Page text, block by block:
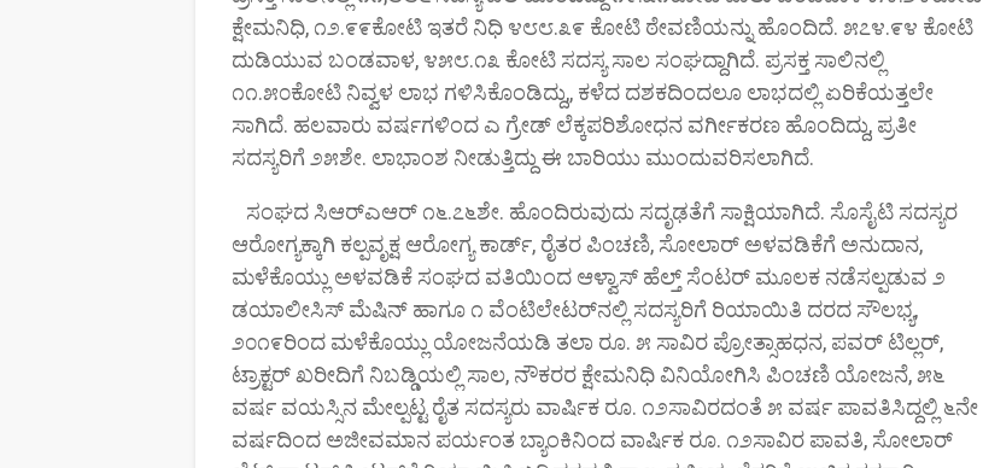
ಕ್ಷೇಮನಿಧಿ, ೧೨.೯೯ಕೋಟಿ ಇತರೆ ನಿಧಿ ೪೮೮.೩೯ ಕೋಟಿ ಠೇವಣಿಯನ್ನು ಹೊಂದಿದೆ. ೫೭೪.೯೪ ಕೋಟಿ
ದುಡಿಯುವ ಬಂಡವಾಳ, ೪೫೮.೧೩ ಕೋಟಿ ಸದಸ್ಯ ಸಾಲ ಸಂಘದ್ದಾಗಿದೆ. ಪ್ರಸಕ್ತ ಸಾಲಿನಲ್ಲಿ
೧೧.೫೦ಕೋಟಿ ನಿವ್ವಳ ಲಾಭ ಗಳಿಸಿಕೊಂಡಿದ್ದು,, ಕಳೆದ ದಶಕದಿಂದಲೂ ಲಾಭದಲ್ಲಿ ಏರಿಕೆಯತ್ತಲೇ
ಸಾಗಿದೆ. ಹಲವಾರು ವರ್ಷಗಳಿಂದ ಎ ಗ್ರೇಡ್ ಲೆಕ್ಕಪರಿಶೋಧನ ವರ್ಗೀಕರಣ ಹೊಂದಿದ್ದು, ಪ್ರತೀ
ಸದಸ್ಯರಿಗೆ ೨೫ಶೇ. ಲಾಭಾಂಶ ನೀಡುತ್ತಿದ್ದು ಈ ಬಾರಿಯು ಮುಂದುವರಿಸಲಾಗಿದೆ.
ಸಂಘದ ಸಿಆರ್‌ಎಆರ್ ೧೬.೭೬ಶೇ. ಹೊಂದಿರುವುದು ಸದೃಢತೆಗೆ ಸಾಕ್ಷಿಯಾಗಿದೆ. ಸೊಸೈಟಿ ಸದಸ್ಯರ
ಆರೋಗ್ಯಕ್ಕಾಗಿ ಕಲ್ಪವೃಕ್ಷ ಆರೋಗ್ಯ ಕಾರ್ಡ್, ರೈತರ ಪಿಂಚಣಿ, ಸೋಲಾರ್ ಅಳವಡಿಕೆಗೆ ಅನುದಾನ,
ಮಳೆಕೊಯ್ಲು ಅಳವಡಿಕೆ ಸಂಘದ ವತಿಯಿಂದ ಆಳ್ವಾಸ್ ಹೆಲ್ತ್ ಸೆಂಟರ್ ಮೂಲಕ ನಡೆಸಲ್ಪಡುವ ೨
ಡಯಾಲೀಸಿಸ್ ಮೆಷಿನ್ ಹಾಗೂ ೧ ವೆಂಟಿಲೇಟರ್‌ನಲ್ಲಿ ಸದಸ್ಯರಿಗೆ ರಿಯಾಯಿತಿ ದರದ ಸೌಲಭ್ಯ,
೨೦೧೯ರಿಂದ ಮಳೆಕೊಯ್ಲು ಯೋಜನೆಯಡಿ ತಲಾ ರೂ. ೫ ಸಾವಿರ ಪ್ರೋತ್ಸಾಹಧನ, ಪವರ್ ಟಿಲ್ಲರ್,
ಟ್ರಾಕ್ಟರ್ ಖರೀದಿಗೆ ನಿಬಡ್ಡಿಯಲ್ಲಿ ಸಾಲ, ನೌಕರರ ಕ್ಷೇಮನಿಧಿ ವಿನಿಯೋಗಿಸಿ ಪಿಂಚಣಿ ಯೋಜನೆ, ೫೬
ವರ್ಷ ವಯಸ್ಸಿನ ಮೇಲ್ಪಟ್ಟ ರೈತ ಸದಸ್ಯರು ವಾರ್ಷಿಕ ರೂ. ೧೨ಸಾವಿರದಂತೆ ೫ ವರ್ಷ ಪಾವತಿಸಿದ್ದಲ್ಲಿ ೬ನೇ
ವರ್ಷದಿಂದ ಅಜೀವಮಾನ ಪರ್ಯಂತ ಬ್ಯಾಂಕಿನಿಂದ ವಾರ್ಷಿಕ ರೂ. ೧೨ಸಾವಿರ ಪಾವತಿ, ಸೋಲಾರ್